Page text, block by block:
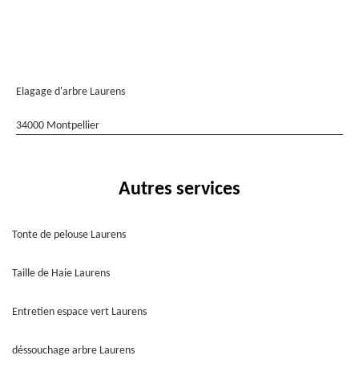
Elagage d'arbre Laurens
34000 Montpellier
Autres services
Tonte de pelouse Laurens
Taille de Haie Laurens
Entretien espace vert Laurens
déssouchage arbre Laurens